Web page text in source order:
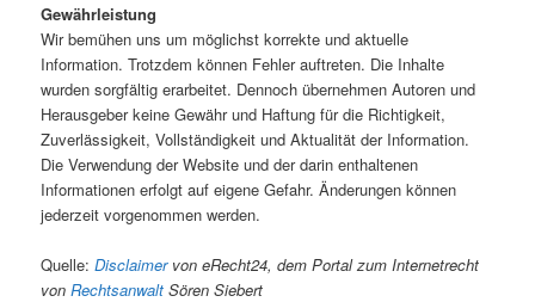
Gewährleistung
Wir bemühen uns um möglichst korrekte und aktuelle
Information. Trotzdem können Fehler auftreten. Die Inhalte
wurden sorgfältig erarbeitet. Dennoch übernehmen Autoren und
Herausgeber keine Gewähr und Haftung für die Richtigkeit,
Zuverlässigkeit, Vollständigkeit und Aktualität der Information.
Die Verwendung der Website und der darin enthaltenen
Informationen erfolgt auf eigene Gefahr. Änderungen können
jederzeit vorgenommen werden.
Quelle:Disclaimervon eRecht24, dem Portal zum Internetrecht
vonRechtsanwalt Sören Siebert